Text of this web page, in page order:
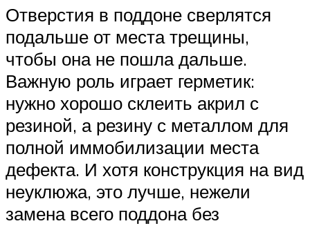
Отверстия в поддоне сверлятся
подальше от места трещины,
чтобы она не пошла дальше.
Важную роль играет герметик:
нужно хорошо склеить акрил с
резиной, а резину с металлом для
полной иммобилизации места
дефекта. И хотя конструкция на вид
неуклюжа, это лучше, нежели
замена всего поддона без